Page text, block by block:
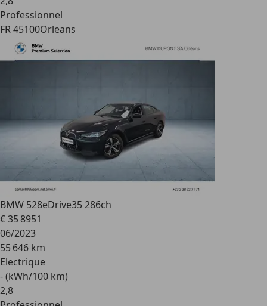
Professionnel
FR 45100Orleans
BMW 528eDrive35 286ch
€ 35 8951
06/2023
55 646 km
Electrique
- (kWh/100 km)
2,8